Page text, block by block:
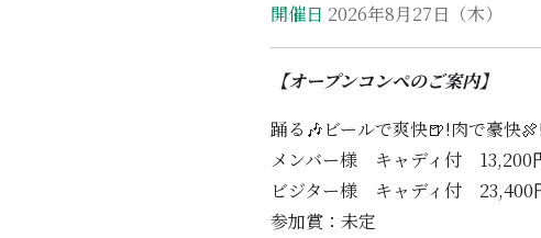
料金・プラン
RATE PLAN
レストランメニュー
RESTAURANT
予約
RESERVATION
開催日 2026年8月27日（木）
【オープンコンペのご案内】
踊る🎶ビールで爽快🍺!肉で豪快
メンバー様 キャディ付
ビジター様 キャディ付
参加賞：未定